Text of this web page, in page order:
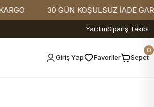
30 GÜN KOŞULSUZ İADE GARANTİSİ
YardımSipariş Takibi
Giriş Yap Favoriler Sepet
0